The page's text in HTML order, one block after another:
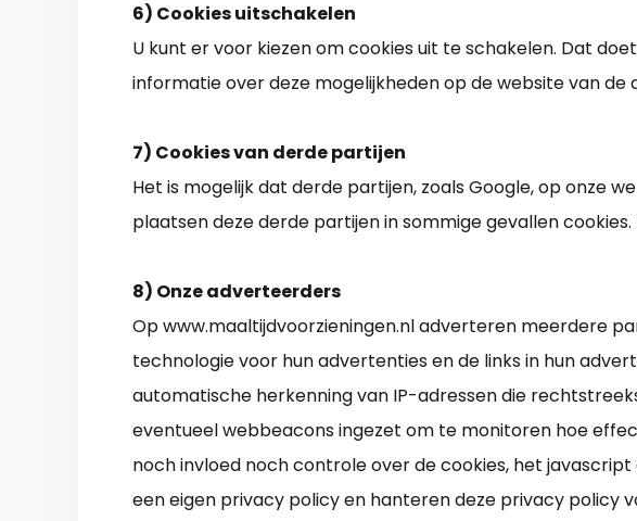
6) Cookies uitschakelen
U kunt er voor kiezen om cookies uit te schakelen. Dat
informatie over deze mogelijkheden op de website van de
7) Cookies van derde partijen
Het is mogelijk dat derde partijen, zoals Google, op onze
plaatsen deze derde partijen in sommige gevallen
8) Onze adverteerders
Op www.maaltijdvoorzieningen.nl adverteren meerdere
technologie voor hun advertenties en de links in hun
automatische herkenning van IP-adressen die
eventueel webbeacons ingezet om te monitoren hoe
noch invloed noch controle over de cookies, het
een eigen privacy policy en hanteren deze privacy policy